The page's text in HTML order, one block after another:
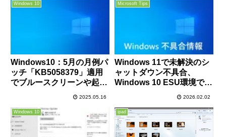
Windows 10
Windows10：5月の月例パ
ッチ「KB5058379」適用
でブルースクリーンや起動
生中、対処方法あり
2025.05.16
Microsoft Tips
Windows 11で未解決のシ
ャットダウン不具合、
Windows 10 ESU環境でも
2026.02.02
Windows 10 ipad